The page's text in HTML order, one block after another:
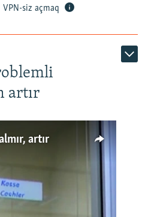
360p 480p
1080p
VPN-siz açmaq
artır
artır